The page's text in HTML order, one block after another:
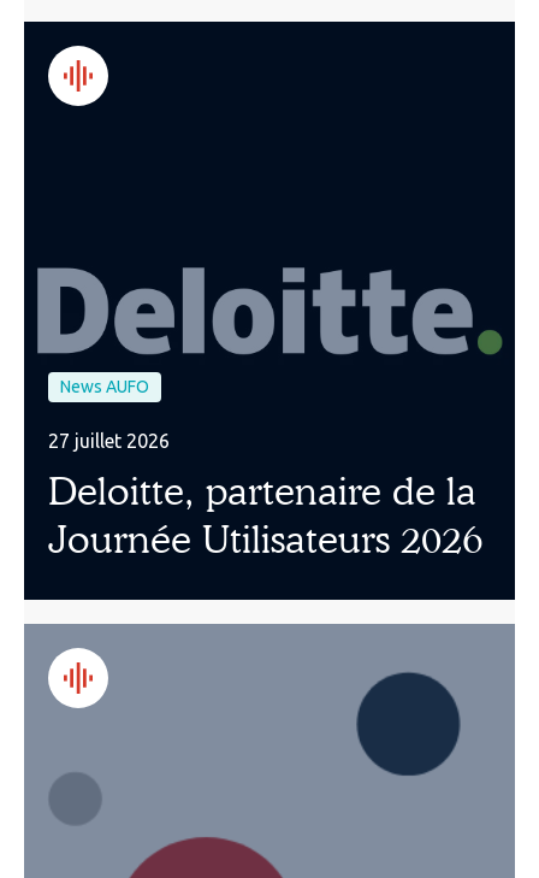
News AUFO
27 juillet 2026
Deloitte, partenaire de la
Journée Utilisateurs 2026